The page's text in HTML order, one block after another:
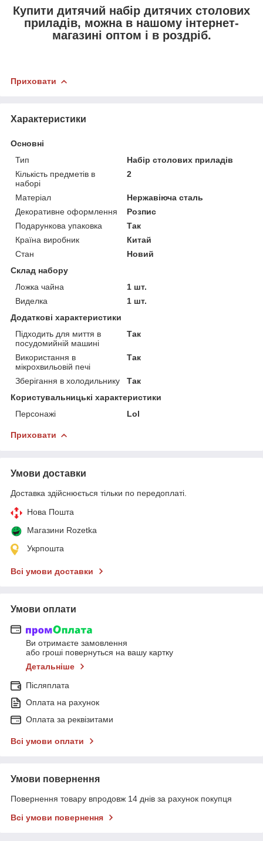
Купити дитячий набір дитячих столових
приладів, можна в нашому інтернет-
магазині оптом і в роздріб.
Приховати
Характеристики
Основні
Тип
Набір столових приладів
Кількість предметів в
наборі
2
Матеріал
Нержавіюча сталь
Декоративне оформлення
Розпис
Подарункова упаковка
Так
Країна виробник
Китай
Стан
Новий
Склад набору
Ложка чайна
1 шт.
Виделка
1 шт.
Додаткові характеристики
Підходить для миття в
посудомийній машині
Так
Використання в
мікрохвильовій печі
Так
Зберігання в холодильнику
Так
Користувальницькі характеристики
Персонажі
Lol
Приховати
Умови доставки
Доставка здійснюється тільки по передоплаті.
Нова Пошта
Магазини Rozetka
Укрпошта
Всі умови доставки
Умови оплати
Ви отримаєте замовлення
або гроші повернуться на вашу картку
Детальніше
Післяплата
Оплата на рахунок
Оплата за реквізитами
Всі умови оплати
Умови повернення
Повернення товару впродовж 14 днів за рахунок покупця
Всі умови повернення